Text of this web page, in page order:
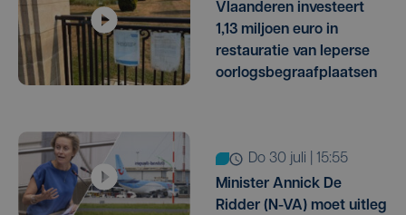
Vlaanderen investeert
1,13 miljoen euro in
restauratie van Ieperse
oorlogsbegraafplaatsen
do 30 juli | 15:55
Minister Annick De
Ridder (N-VA) moet uitleg